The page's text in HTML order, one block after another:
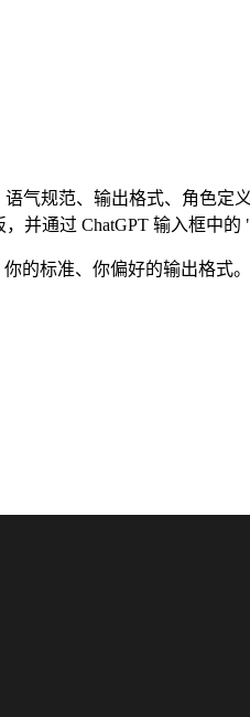
气规范、输出格式、角色定
并通过 ChatGPT 输入框中
的标准、你偏好的输出格